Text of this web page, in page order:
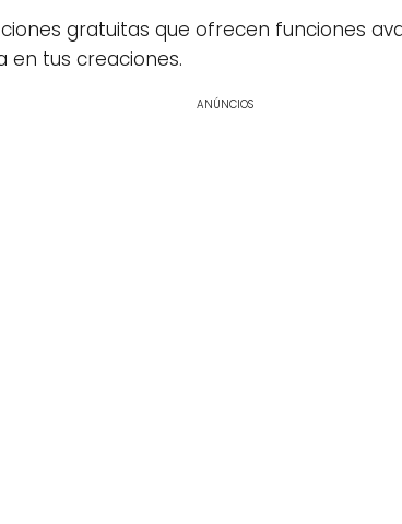
gratuitas que ofrecen funciones
en tus creaciones.
ANÚNCIOS